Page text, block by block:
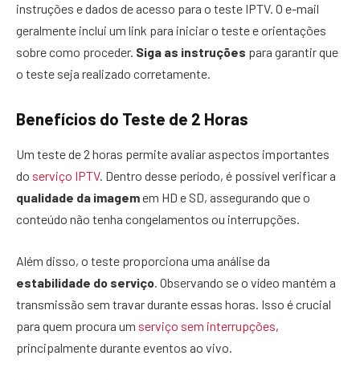
instruções e dados de acesso para o teste IPTV. O e-mail
geralmente inclui um link para iniciar o teste e orientações
sobre como proceder. Siga as instruções para garantir que
o teste seja realizado corretamente.
Benefícios do Teste de 2 Horas
Um teste de 2 horas permite avaliar aspectos importantes
do serviço IPTV. Dentro desse período, é possível verificar a
qualidade da imagemem HD e SD, assegurando que o
conteúdo não tenha congelamentos ou interrupções.
Além disso, o teste proporciona uma análise da
estabilidade do serviço. Observando se o vídeo mantém a
transmissão sem travar durante essas horas. Isso é crucial
para quem procura um serviço sem interrupções,
principalmente durante eventos ao vivo.